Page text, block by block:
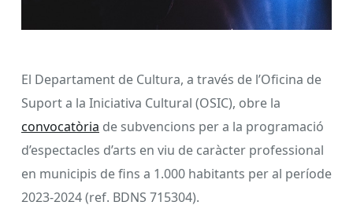
El Departament de Cultura, a través de l’Oficina de
Suport a la Iniciativa Cultural (OSIC), obre la
convocatòria de subvencions per a la programació
d’espectacles d’arts en viu de caràcter professional
en municipis de fins a 1.000 habitants per al període
2023-2024 (ref. BDNS 715304).